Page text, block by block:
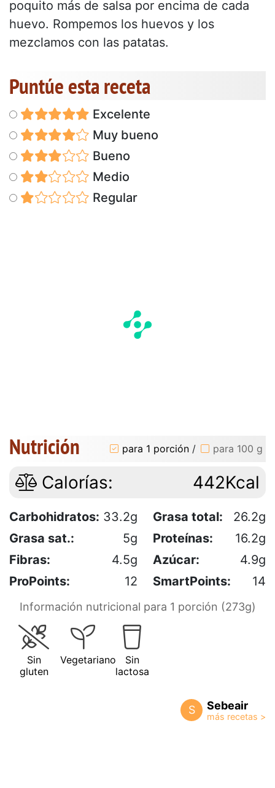
poquito más de salsa por encima de cada
huevo. Rompemos los huevos y los
mezclamos con las patatas.
Puntúe esta receta
Excelente
Muy bueno
Bueno
Medio
Regular
Nutrición para 1 porción / para 100 g
Calorías: 442Kcal
Carbohidratos: 33.2g Grasa total:
26.2g
Grasa sat.:
5g Proteínas:
16.2g
Fibras:
4.5g Azúcar:
4.9g
ProPoints:
12 SmartPoints: 14
Información nutricional para 1 porción (273g)
Sin
gluten
Vegetariano
Sin
lactosa
S Sebeair